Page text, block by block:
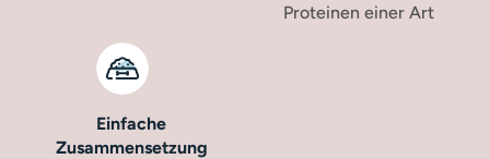
Proteinen einer Art
Einfache
Zusammensetzung